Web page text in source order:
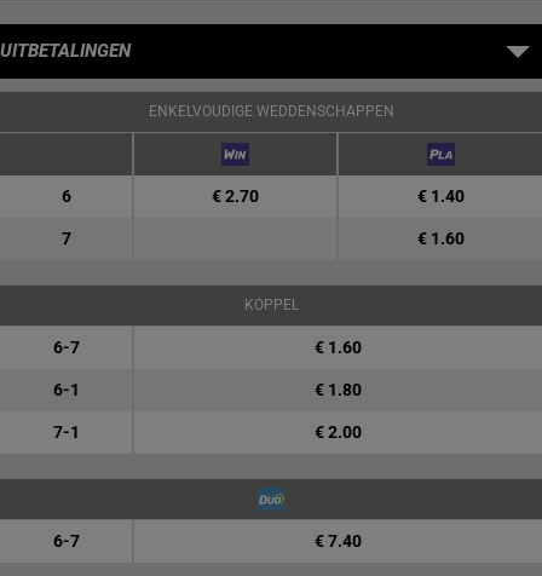
UITBETALINGEN
ENKELVOUDIGE WEDDENSCHAPPEN
6 € 2.70 € 1.40
7 € 1.60
KOPPEL
6-7 € 1.60
6-1 € 1.80
7-1 € 2.00
6-7 € 7.40